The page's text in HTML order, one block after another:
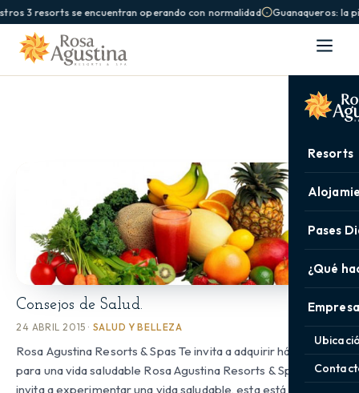
3 resorts se encuentran operando con normalidad Guanaqueros: la
Resorts
Pases
¿Qué
Consejos de Salud.
24 ABRIL 2015 · SALUD Y BELLEZA
Rosa Agustina Resorts & Spas Te invita a adquirir hábitos
para una vida saludable Rosa Agustina Resorts & Spa te
invita a experimentar una vida saludable, esta está